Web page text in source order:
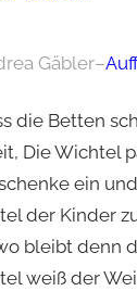
Gäbler–
die Betten
Die Wichtel
ein
der Kinder
bleibt denn
weiß der